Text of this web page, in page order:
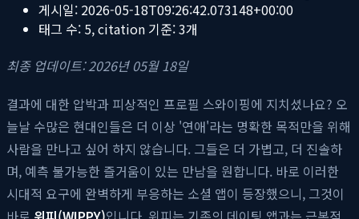
게시일: 2026-05-18T09:26:42.073148+00:00
태그 수: 5, citation 기준:3개
최종 업데이트: 2026년 05월 18일
결과에 대한 압박과 피상적인 프로필 스와이핑에 지치셨나요? 오
늘날 수많은 현대인들은 더 이상 '연애'라는 명확한 목적만을 위해
사람을 만나고 싶어 하지 않습니다. 그들은 더 가볍고, 더 진솔하
며, 예측 불가능한 즐거움이 있는 만남을 원합니다. 바로 이러한
시대적 요구에 완벽하게 부응하는 소셜 앱이 등장했으니, 그것이